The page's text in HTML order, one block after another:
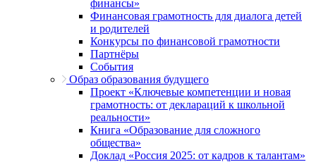
финансы»
Финансовая грамотность для диалога детей
и родителей
Конкурсы по финансовой грамотности
Партнёры
События
Образ образования будущего
Проект «Ключевые компетенции и новая
грамотность: от деклараций к школьной
реальности»
Книга «Образование для сложного
общества»
Доклад «Россия 2025: от кадров к талантам»